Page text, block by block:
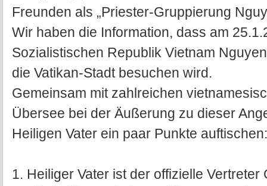
Freunden als „Priester-Gruppierung
Wir haben die Information, dass am
Sozialistischen Republik Vietnam
die Vatikan-Stadt besuchen wird.
Gemeinsam mit zahlreichen
Übersee bei der Äußerung zu dieser
Heiligen Vater ein paar Punkte auftischen:
1. Heiliger Vater ist der offizielle